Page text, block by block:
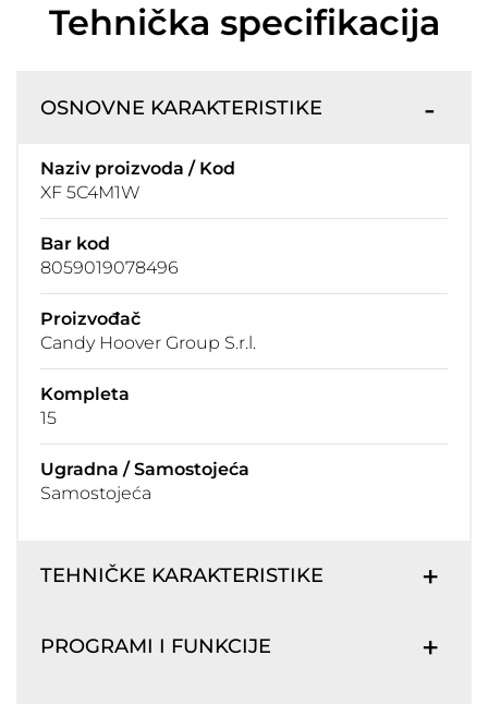
Tehnička specifikacija
OSNOVNE KARAKTERISTIKE
Naziv proizvoda / Kod
XF 5C4M1W
Bar kod
8059019078496
Proizvođač
Candy Hoover Group S.r.l.
Kompleta
15
Ugradna / Samostojeća
Samostojeća
TEHNIČKE KARAKTERISTIKE
PROGRAMI I FUNKCIJE